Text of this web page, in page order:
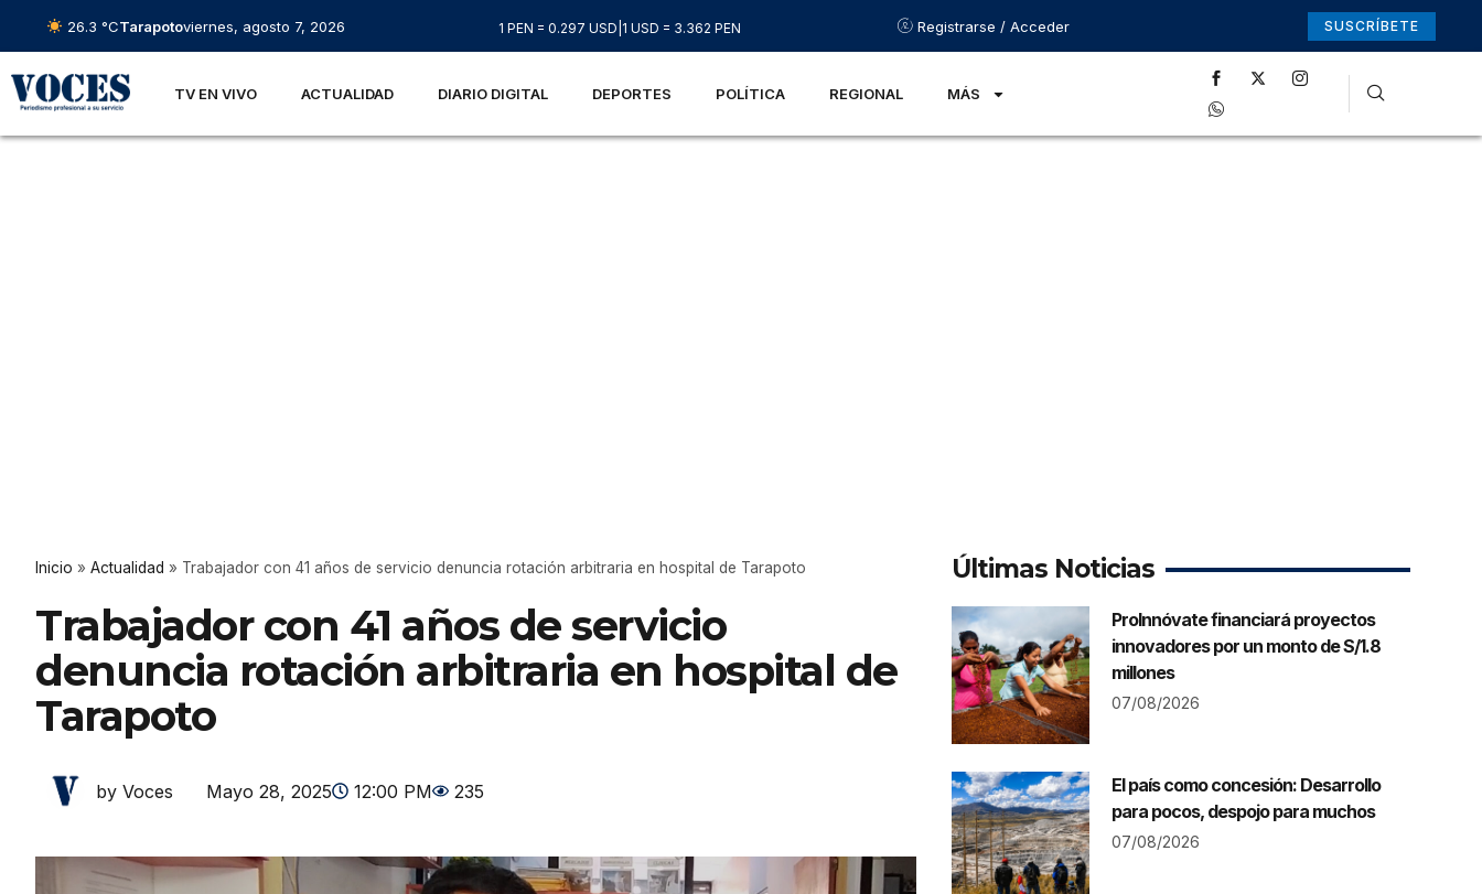
26.3 °CTarapotoviernes, agosto 7, 2026 1 PEN = 0.297 USD 1 USD = 3.362 PEN Registrarse / Acceder SUSCRÍBETE
TV EN VIVO ACTUALIDAD DIARIO DIGITAL DEPORTES POLÍTICA REGIONAL MÁS
Inicio » Actualidad » Trabajador con 41 años de servicio denuncia rotación arbitraria en hospital de Tarapoto
Trabajador con 41 años de servicio
denuncia rotación arbitraria en hospital de
Tarapoto
by Voces Mayo 28, 2025 12:00 PM 235
Últimas Noticias
ProInnóvate financiará proyectos
innovadores por un monto de S/1.8
millones
07/08/2026
El país como concesión: Desarrollo
para pocos, despojo para muchos
07/08/2026